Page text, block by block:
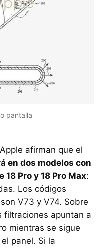
pantalla
afirman que el
en dos modelos con
Pro y 18 Pro Max:
Los códigos
V73 y V74. Sobre
filtraciones apuntan a
mientras se sigue
panel. Si la